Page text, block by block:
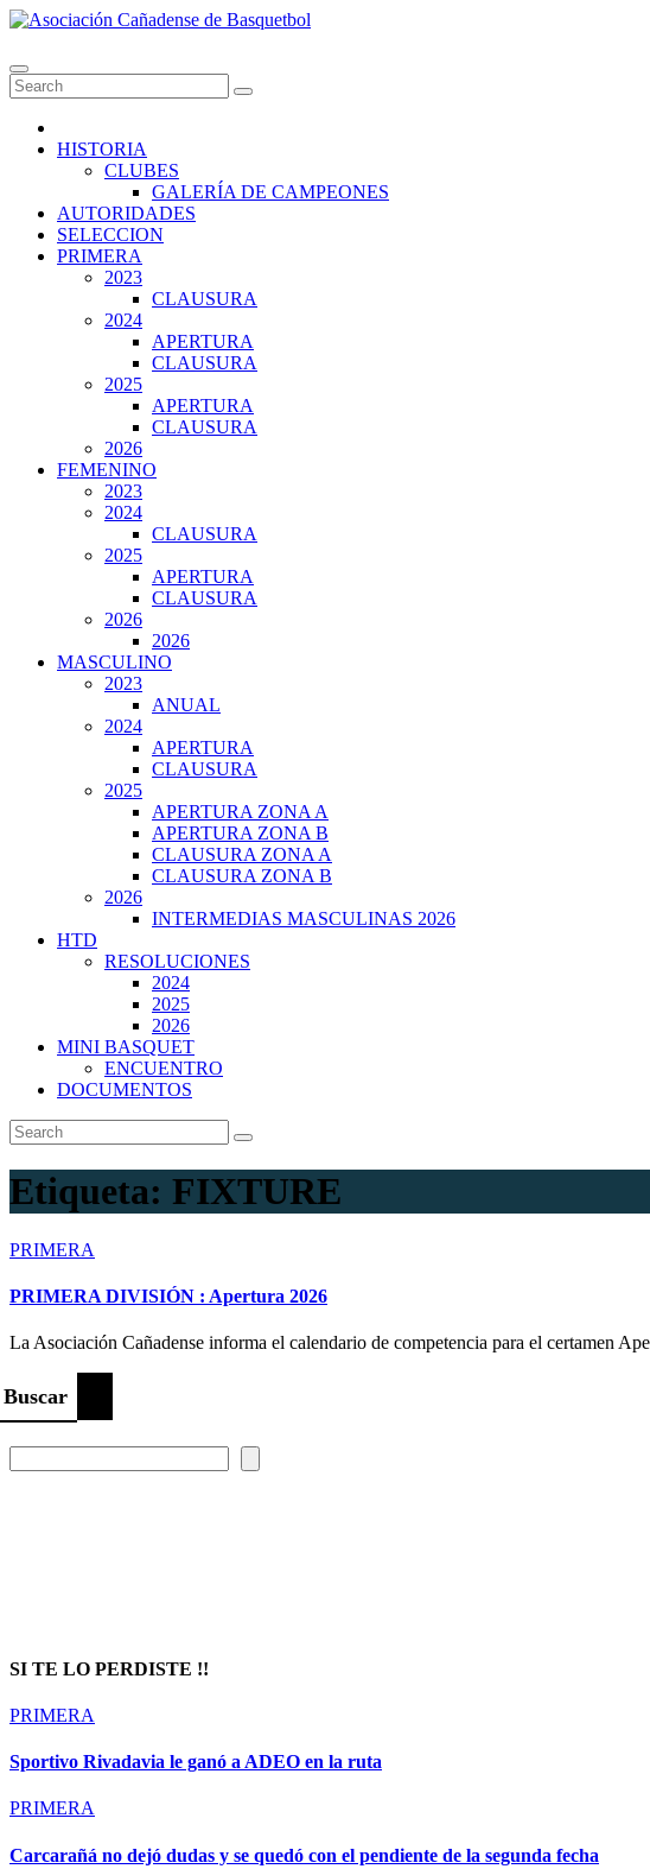
Skip
content
HISTORIA
CLUBES
GALERÍA DE CAMPEONES
AUTORIDADES
SELECCION
PRIMERA
2023
CLAUSURA
2024
APERTURA
CLAUSURA
2025
APERTURA
CLAUSURA
2026
FEMENINO
2023
2024
CLAUSURA
2025
APERTURA
CLAUSURA
2026
2026
MASCULINO
2023
ANUAL
2024
APERTURA
CLAUSURA
2025
APERTURA ZONA A
APERTURA ZONA B
CLAUSURA ZONA A
CLAUSURA ZONA B
2026
INTERMEDIAS MASCULINAS 2026
HTD
RESOLUCIONES
2024
2025
2026
MINI BASQUET
ENCUENTRO
DOCUMENTOS
Etiqueta: FIXTURE
PRIMERA
PRIMERA DIVISIÓN : Apertura 2026
La Asociación Cañadense informa el calendario de competencia para el certamen
Buscar
SI TE LO PERDISTE !!
PRIMERA
Sportivo Rivadavia le ganó a ADEO en la ruta
PRIMERA
Carcarañá no dejó dudas y se quedó con el pendiente de la segunda fecha